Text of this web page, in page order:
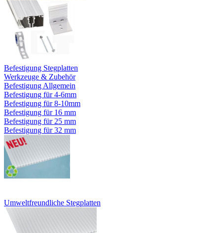
Befestigung Stegplatten
Werkzeuge & Zubehör
Befestigung Allgemein
Befestigung für 4-6mm
Befestigung für 8-10mm
Befestigung für 16 mm
Befestigung für 25 mm
Befestigung für 32 mm
Umweltfreundliche Stegplatten